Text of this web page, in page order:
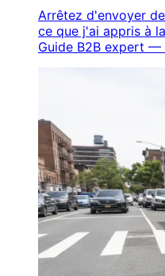
Arrêtez d'envoyer
ce que j'ai appris à
Guide B2B expert —